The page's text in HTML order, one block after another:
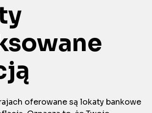
oferowane są lokaty bankowe